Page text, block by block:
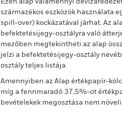
Ezen alap valamennyi
származékos eszközök használata
spill-over) kockázatával járhat. Az
befektetésijegy-osztályra való
mezőben megtekintheti az alap
jelzi a befektetésijegy-osztály
osztály teljes listája.
Amennyiben az Alap értékpapír-
míg a fennmaradó 37,5%-ot
bevételekek megosztása nem